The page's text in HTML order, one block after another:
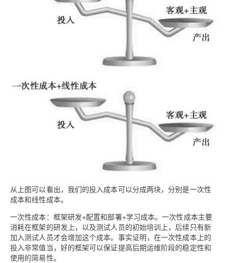
从上图可以看出，我们的投入成本可以分成两块，分别是一次性
成本和线性成本。
一次性成本：框架研发+配置和部署+学习成本。一次性成本主要
消耗在框架的研发上，以及测试人员的初始培训上，后续只有新
加入测试人员才会增加这个成本。事实证明，在一次性成本上的
投入非常值当，好的框架可以保证提高后期运维阶段的稳定性和
使用的简易性。